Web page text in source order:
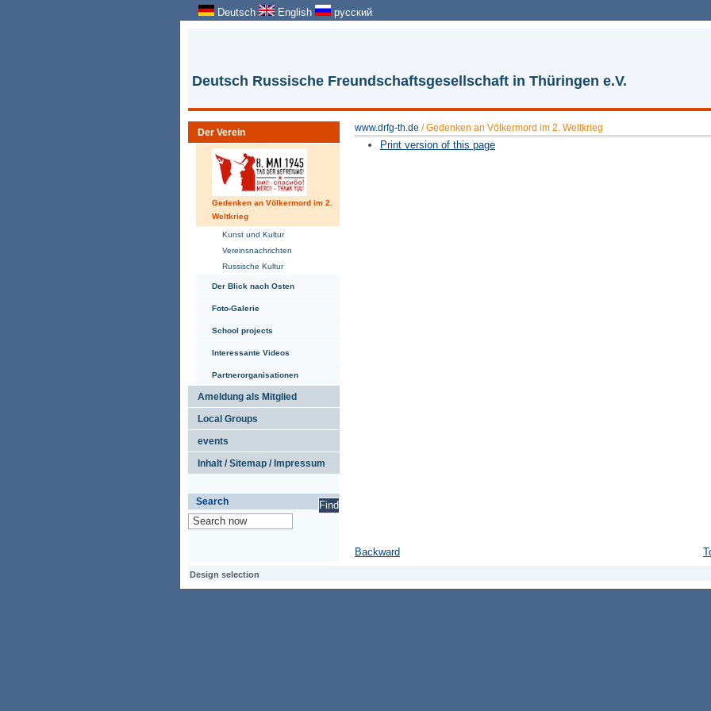
Deutsch English русский
Deutsch Russische Freundschaftsgesellschaft in Thüringen e.V.
Der Verein
Gedenken an Völkermord im 2.
Weltkrieg
Kunst und Kultur
Vereinsnachrichten
Russische Kultur
Der Blick nach Osten
Foto-Galerie
School projects
Interessante Videos
Partnerorganisationen
Ameldung als Mitglied
Local Groups
events
Inhalt / Sitemap / Impressum
Search
www.drfg-th.de /Gedenken an Völkermord im 2. Weltkrieg
Print version of this page
Backward
Design selection
Design selection